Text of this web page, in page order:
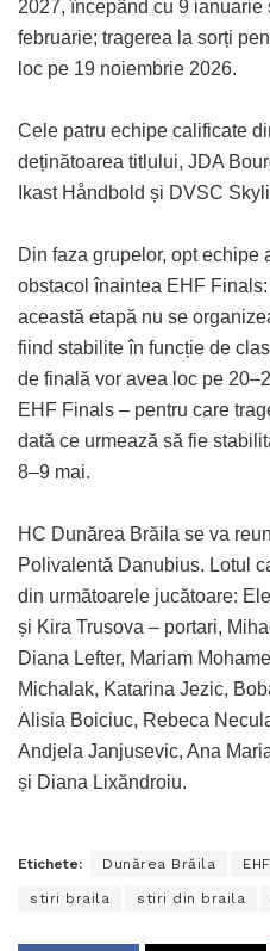
2027, începând cu 9
februarie; tragerea la sorți
loc pe 19 noiembrie 2026.
Cele patru echipe calificate
deținătoarea titlului, JDA
Ikast Håndbold și DVSC
Din faza grupelor, opt echipe
obstacol înaintea EHF
această etapă nu se
fiind stabilite în funcție de
de finală vor avea loc pe
EHF Finals – pentru care
dată ce urmează să fie
8–9 mai.
HC Dunărea Brăila se va
Polivalentă Danubius. Lotul
din următoarele jucătoare:
și Kira Trusova – portari,
Diana Lefter, Mariam
Michalak, Katarina Jezic,
Alisia Boiciuc, Rebeca
Andjela Janjusevic, Ana
și Diana Lixăndroiu.
Etichete: Dunărea Brăila
stiri braila stiri din braila